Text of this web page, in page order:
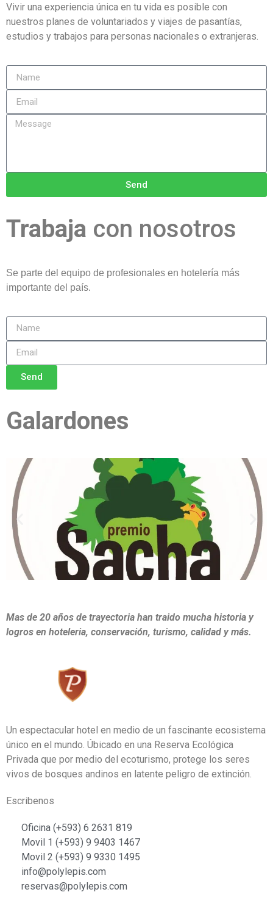
Vivir una experiencia única en tu vida es posible con
nuestros planes de voluntariados y viajes de pasantías,
estudios y trabajos para personas nacionales o extranjeras.
Send
Trabaja con nosotros
Se parte del equipo de profesionales en hotelería más
importante del país.
Send
Galardones
Mas de 20 años de trayectoria han traido mucha historia y
logros en hoteleria, conservación, turismo, calidad y más.
Un espectacular hotel en medio de un fascinante ecosistema
único en el mundo. Úbicado en una Reserva Ecológica
Privada que por medio del ecoturismo, protege los seres
vivos de bosques andinos en latente peligro de extinción.
Escribenos
Oficina (+593) 6 2631 819
Movil 1 (+593) 9 9403 1467
Movil 2 (+593) 9 9330 1495
info@polylepis.com
reservas@polylepis.com